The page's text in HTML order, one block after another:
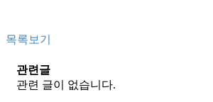
목록보기
관련글
관련 글이 없습니다.